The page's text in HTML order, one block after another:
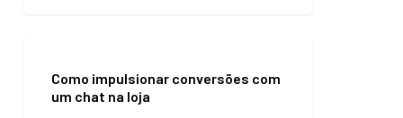
conversões
Como impulsionar conversões com
um chat na loja